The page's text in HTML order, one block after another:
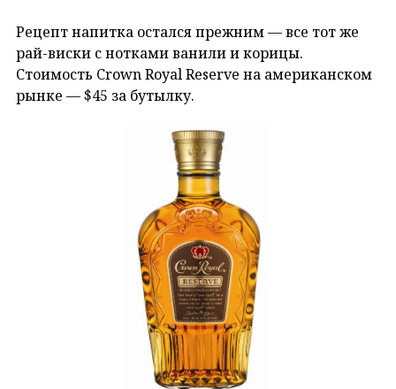
Рецепт напитка остался прежним — все тот же
рай-виски с нотками ванили и корицы.
Стоимость Crown Royal Reserve на американском
рынке — $45 за бутылку.